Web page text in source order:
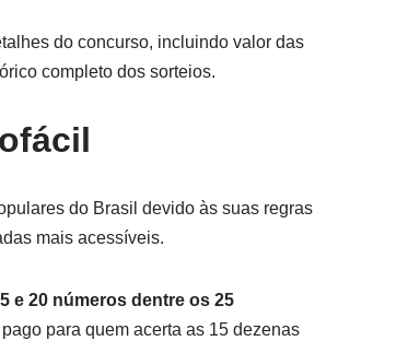
do concurso, incluindo valor das
completo dos sorteios.
do Brasil devido às suas regras
mais acessíveis.
e 20 números dentre os 25
para quem acerta as 15 dezenas